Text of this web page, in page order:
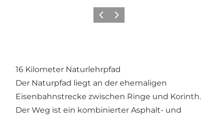
ZurückWeiter
16 Kilometer Naturlehrpfad
Der Naturpfad liegt an der ehemaligen
Eisenbahnstrecke zwischen Ringe und Korinth.
Der Weg ist ein kombinierter Asphalt- und